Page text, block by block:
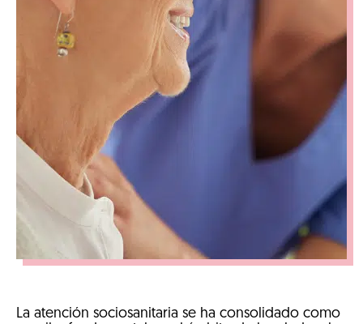
La atención sociosanitaria se ha consolidado como